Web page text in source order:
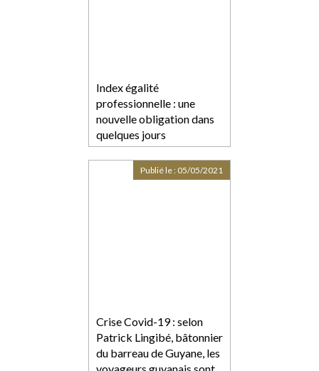
Index égalité
professionnelle : une
nouvelle obligation dans
quelques jours
Crise Covid-19 : selon
Patrick Lingibé, bâtonnier
du barreau de Guyane, les
Publié le : 05/05/2021